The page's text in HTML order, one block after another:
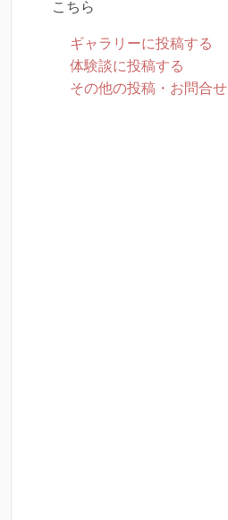
こちら
ギャラリーに投稿する
体験談に投稿する
その他の投稿・お問合せ